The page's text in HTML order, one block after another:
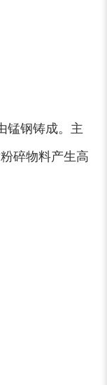
锰钢铸成。主
碎物料产生高